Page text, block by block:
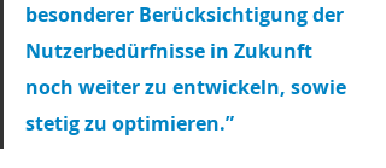
besonderer Berücksichtigung der
Nutzerbedürfnisse in Zukunft
noch weiter zu entwickeln, sowie
stetig zu optimieren.”